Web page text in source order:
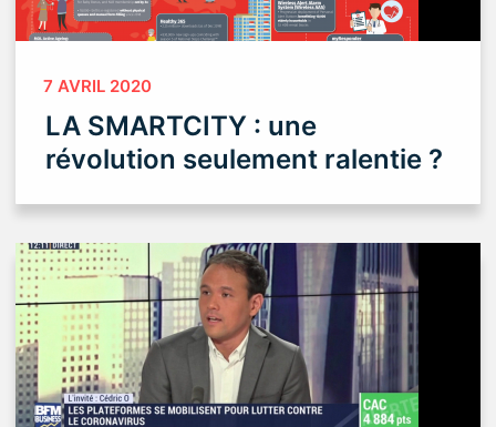
7 AVRIL 2020
LA SMARTCITY : une
révolution seulement ralentie ?